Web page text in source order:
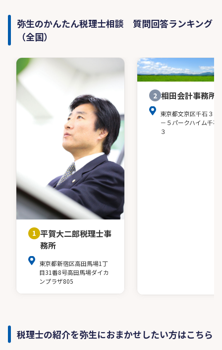
弥生のかんたん税理士相談 質問回答ランキング
（全国）
1 平賀大二郎税理士事
務所
東京都新宿区高田馬場1丁
目31番8号高田馬場ダイカ
ンプラザ805
2 相田会計事務所
東京都文京区千石３－
－５パークハイム千石
３
税理士の紹介を弥生におまかせしたい方はこちら